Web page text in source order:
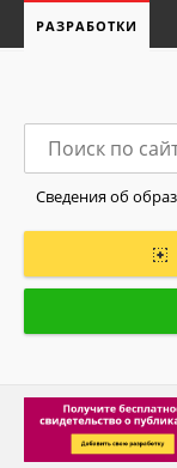
РАЗРАБОТКИ
Сведения об